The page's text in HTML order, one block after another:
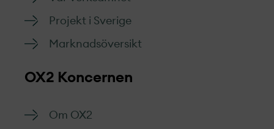
Projekt­ i Sverige
Marknads­översikt
OX2 Koncernen
Om OX2